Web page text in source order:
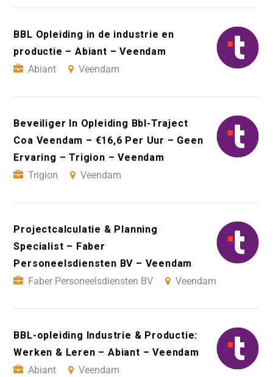
BBL Opleiding in de industrie en
productie – Abiant – Veendam
Abiant
Veendam
Beveiliger In Opleiding Bbl-Traject
Coa Veendam – €16,6 Per Uur – Geen
Ervaring – Trigion – Veendam
Trigion
Veendam
Projectcalculatie & Planning
Specialist – Faber
Personeelsdiensten BV – Veendam
Faber Personeelsdiensten BV
Veendam
BBL-opleiding Industrie & Productie:
Werken & Leren – Abiant – Veendam
Abiant
Veendam